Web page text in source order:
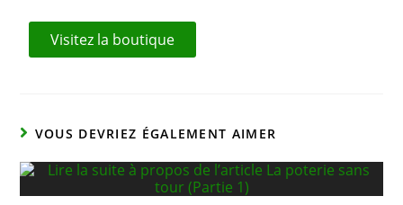
Visitez la boutique
VOUS DEVRIEZ ÉGALEMENT AIMER